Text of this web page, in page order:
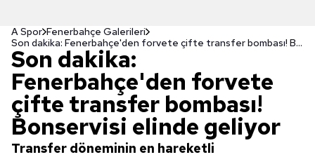
A Spor Fenerbahçe Galerileri
Son dakika: Fenerbahçe'den forvete çifte transfer bombası! Bonservisi elinde geliyor
Son dakika:
Fenerbahçe'den forvete
çifte transfer bombası!
Bonservisi elinde geliyor
Transfer döneminin en hareketli